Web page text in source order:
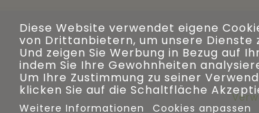
Diese Website verwendet eigene
von Drittanbietern, um unsere Dienste
Und zeigen Sie Werbung in Bezug auf
indem Sie Ihre Gewohnheiten
Um Ihre Zustimmung zu seiner
klicken Sie auf die Schaltfläche
Weitere Informationen Cookies anpassen